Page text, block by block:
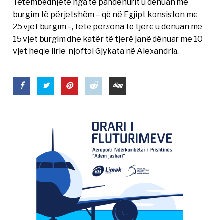
burgim të përjetshëm – që në Egjipt konsiston me
25 vjet burgim –, tetë persona të tjerë u dënuan me
15 vjet burgim dhe katër të tjerë janë dënuar me 10
vjet heqje lirie, njoftoi Gjykata në Alexandria.